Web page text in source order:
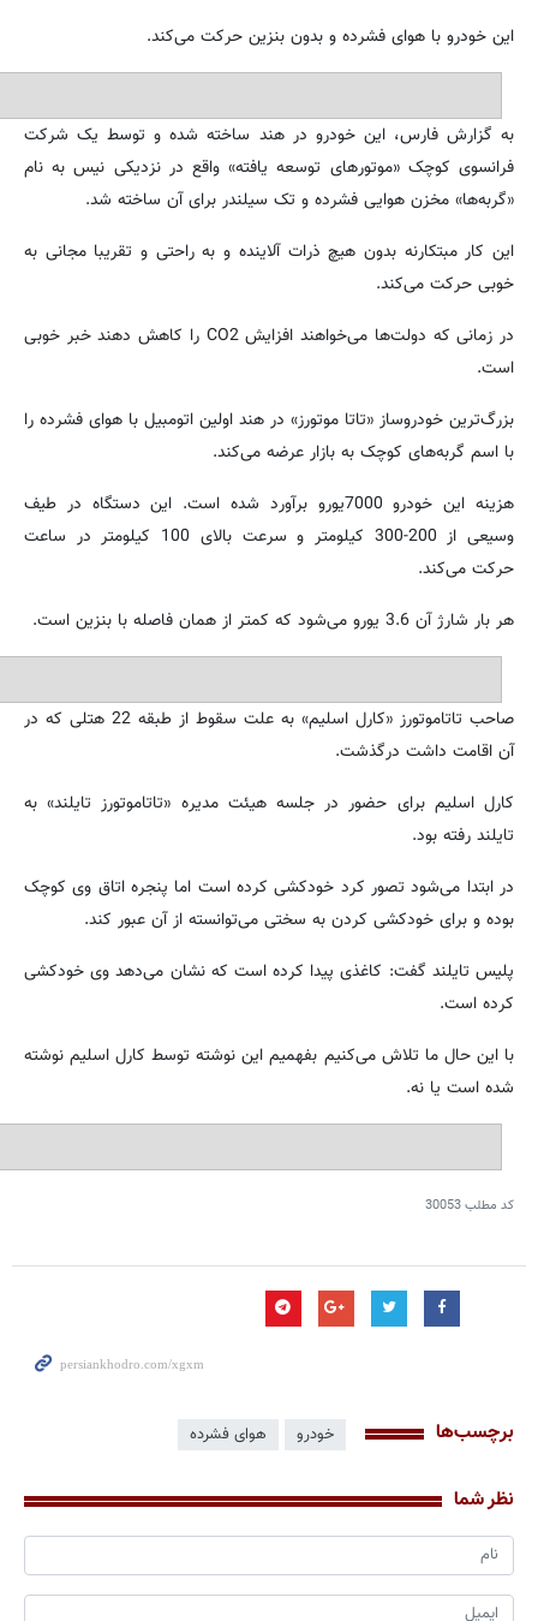
این خودرو با هوای فشرده و بدون بنزین حرکت می‌کند.
به گزارش فارس، این خودرو در هند ساخته شده و توسط یک شرکت
فرانسوی کوچک «موتورهای توسعه یافته» واقع در نزدیکی نیس به نام
«گربه‌ها» مخزن هوایی فشرده و تک سیلندر برای آن ساخته شد.
این کار مبتکارنه بدون هیچ ذرات آلاینده و به راحتی و تقریبا مجانی به
خوبی حرکت می‌کند.
در زمانی که دولت‌ها می‌خواهند افزایش CO2 را کاهش دهند خبر خوبی
است.
بزرگ‌ترین خودروساز «تاتا موتورز» در هند اولین اتومبیل با هوای فشرده را
با اسم گربه‌های کوچک به بازار عرضه می‌کند.
هزینه این خودرو 7000یورو برآورد شده است. این دستگاه در طیف
وسیعی از 200-300 کیلومتر و سرعت بالای 100 کیلومتر در ساعت
حرکت می‌کند.
هر بار شارژ آن 3.6 یورو می‌شود که کمتر از همان فاصله با بنزین است.
صاحب تاتاموتورز «کارل اسلیم» به علت سقوط از طبقه 22 هتلی که در
آن اقامت داشت درگذشت.
کارل اسلیم برای حضور در جلسه هیئت مدیره «تاتاموتورز تایلند» به
تایلند رفته بود.
در ابتدا می‌شود تصور کرد خودکشی کرده است اما پنجره اتاق وی کوچک
بوده و برای خودکشی کردن به سختی می‌توانسته از آن عبور کند.
پلیس تایلند گفت: کاغذی پیدا کرده است که نشان می‌دهد وی خودکشی
کرده است.
با این حال ما تلاش می‌کنیم بفهمیم این نوشته توسط کارل اسلیم نوشته
شده است یا نه.
کد مطلب30053
برچسب‌ها خودرو هوای فشرده
نظر شما